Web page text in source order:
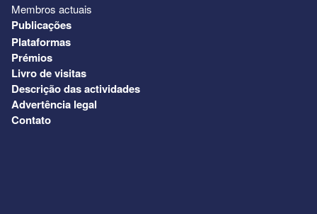
Membros actuais
Publicações
Plataformas
Prémios
Livro de visitas
Descrição das actividades
Advertência legal
Contato